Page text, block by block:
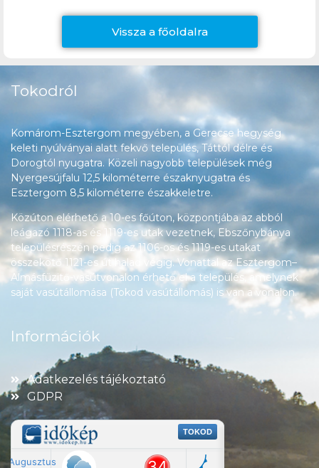
Vissza a főoldalra
Tokodról
Komárom-Esztergom megyében, a Gerecse hegység
keleti nyúlványai alatt fekvő település, Táttól délre és
Dorogtól nyugatra. Közeli nagyobb települések még
Nyergesújfalu 12,5 kilométerre északnyugatra és
Esztergom 8,5 kilométerre északkeletre.
Közúton elérhető a 10-es főúton, központjába az abból
leágazó 1118-as és 1119-es utak vezetnek, Ebszőnybánya
településrészén pedig az 1106-os és 1119-es utakat
összekötő 1121-es út halad végig. Vonattal az Esztergom–
Almásfüzitő-vasútvonalon érhető el a település, amelynek
saját vasútállomása (Tokod vasútállomás) is van a vonalon.
Információk
Adatkezelés tájékoztató
GDPR